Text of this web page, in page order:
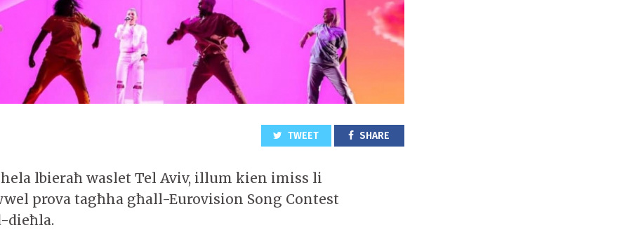
TWEET SHARE
lbieraħ waslet Tel Aviv, illum kien imiss li
prova tagħha għall-Eurovision Song Contest
dieħla.